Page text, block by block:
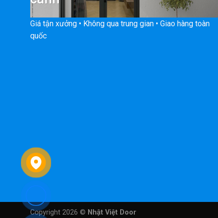
Giá tận xưởng • Không qua trung gian • Giao hàng toàn
quốc
Copyright 2026 © Nhật Việt Door